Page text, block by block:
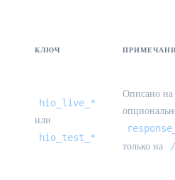
КЛЮЧ
hio_live_*
или
hio_test_*
Описано на
только на